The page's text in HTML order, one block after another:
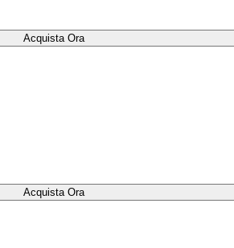
Acquista Ora
Acquista Ora